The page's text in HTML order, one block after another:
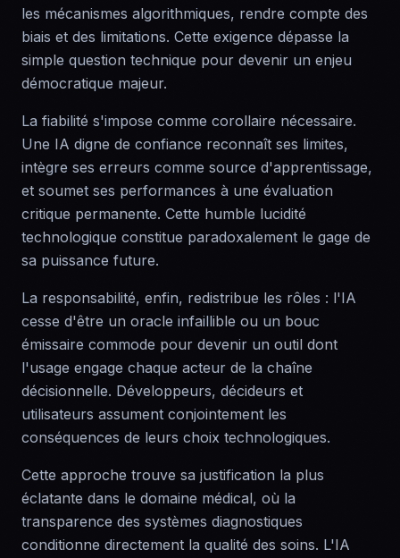
les mécanismes algorithmiques, rendre compte des
biais et des limitations. Cette exigence dépasse la
simple question technique pour devenir un enjeu
démocratique majeur.
La fiabilité s'impose comme corollaire nécessaire.
Une IA digne de confiance reconnaît ses limites,
intègre ses erreurs comme source d'apprentissage,
et soumet ses performances à une évaluation
critique permanente. Cette humble lucidité
technologique constitue paradoxalement le gage de
sa puissance future.
La responsabilité, enfin, redistribue les rôles : l'IA
cesse d'être un oracle infaillible ou un bouc
émissaire commode pour devenir un outil dont
l'usage engage chaque acteur de la chaîne
décisionnelle. Développeurs, décideurs et
utilisateurs assument conjointement les
conséquences de leurs choix technologiques.
Cette approche trouve sa justification la plus
éclatante dans le domaine médical, où la
transparence des systèmes diagnostiques
conditionne directement la qualité des soins. L'IA